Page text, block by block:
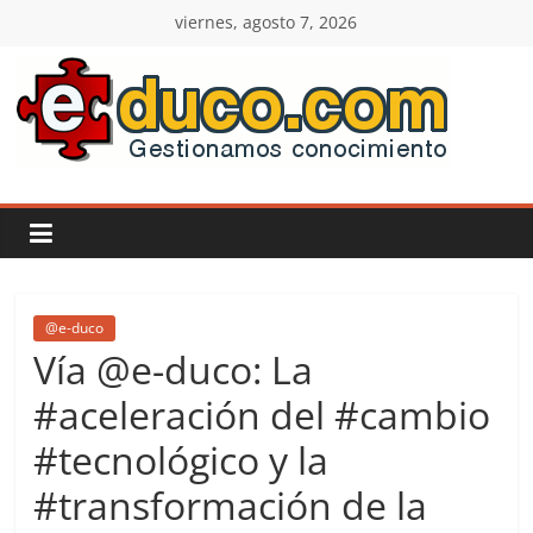
contenido
viernes, agosto 7, 2026
E-
duco:
Gestión
del
Conocimiento
Learn
more.
Do
@e-duco
Vía @e-duco: La
#aceleración del #cambio
#tecnológico y la
#transformación de la